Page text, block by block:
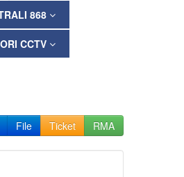
868
CCTV
File Ticket RMA